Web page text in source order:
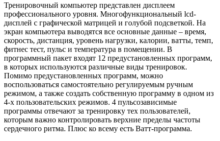
Тренировочный компьютер представлен дисплеем
профессионального уровня. Многофункциональный lcd-
дисплей с графической матрицей и голубой подсветкой. На
экран компьютера выводятся все основные данные – время,
скорость, дистанция, уровень нагрузки, калории, ватты, темп,
фитнес тест, пульс и температура в помещении. В
программный пакет входят 12 предустановленных программ,
в которых используются различные виды тренировок.
Помимо предустановленных программ, можно
воспользоваться самостоятельно регулируемым ручным
режимом, а также создать собственную программу в одном из
4-х пользовательских режимов. 4 пульсозависимые
программы отвечают за тренировку тех пользователей,
которым важно контролировать верхние пределы частоты
сердечного ритма. Плюс ко всему есть Ватт-программа.